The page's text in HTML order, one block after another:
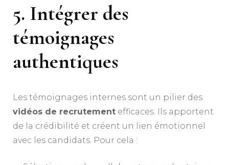
5. Intégrer des
témoignages
authentiques
Les témoignages internes sont un pilier des
vidéos de recrutement efficaces. Ils apportent
de la crédibilité et créent un lien émotionnel
avec les candidats. Pour cela :